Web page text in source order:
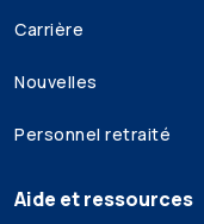
Carrière
Nouvelles
Personnel retraité
Aide et ressources